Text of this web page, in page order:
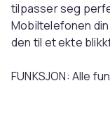
tilpasser seg
Mobiltelefonen
den til et ekte
FUNKSJON: Alle